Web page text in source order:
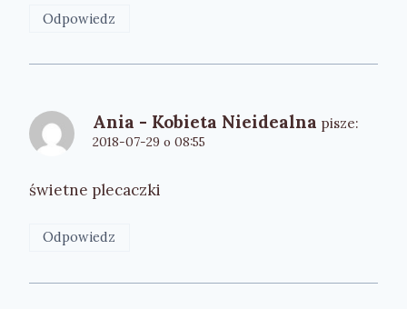
Odpowiedz
Ania - Kobieta Nieidealna pisze:
2018-07-29 o 08:55
świetne plecaczki
Odpowiedz